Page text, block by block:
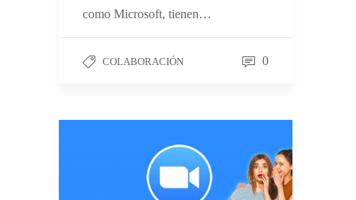
como Microsoft, tienen…
COLABORACIÓN 0